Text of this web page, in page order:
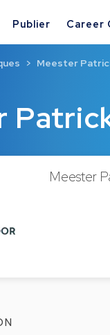
Publier Career
Meester
Meester